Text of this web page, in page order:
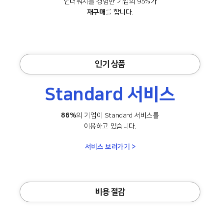
언더워치를 경험한 기업의 95%가
재구매를 합니다.
인기 상품
Standard 서비스
86%의 기업이 Standard 서비스를
이용하고 있습니다.
서비스 보러가기 >
비용 절감